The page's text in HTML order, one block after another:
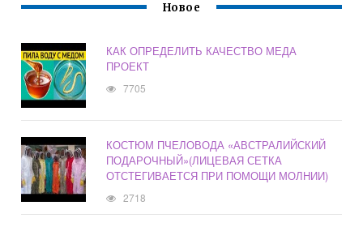
Новое
КАК ОПРЕДЕЛИТЬ КАЧЕСТВО МЕДА
ПРОЕКТ
7705
КОСТЮМ ПЧЕЛОВОДА «АВСТРАЛИЙСКИЙ
ПОДАРОЧНЫЙ»(ЛИЦЕВАЯ СЕТКА
ОТСТЕГИВАЕТСЯ ПРИ ПОМОЩИ МОЛНИИ)
2718